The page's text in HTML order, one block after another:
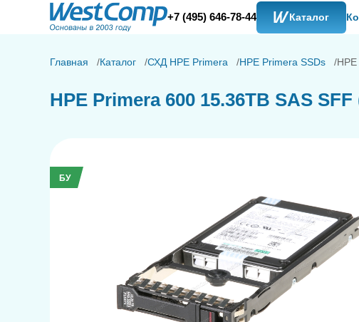
+7 (495) 646-78-44 Каталог
Главная Каталог СХД HPE Primera HPE Primera SSDs
HPE Primera 600 15.36TB SAS
БУ